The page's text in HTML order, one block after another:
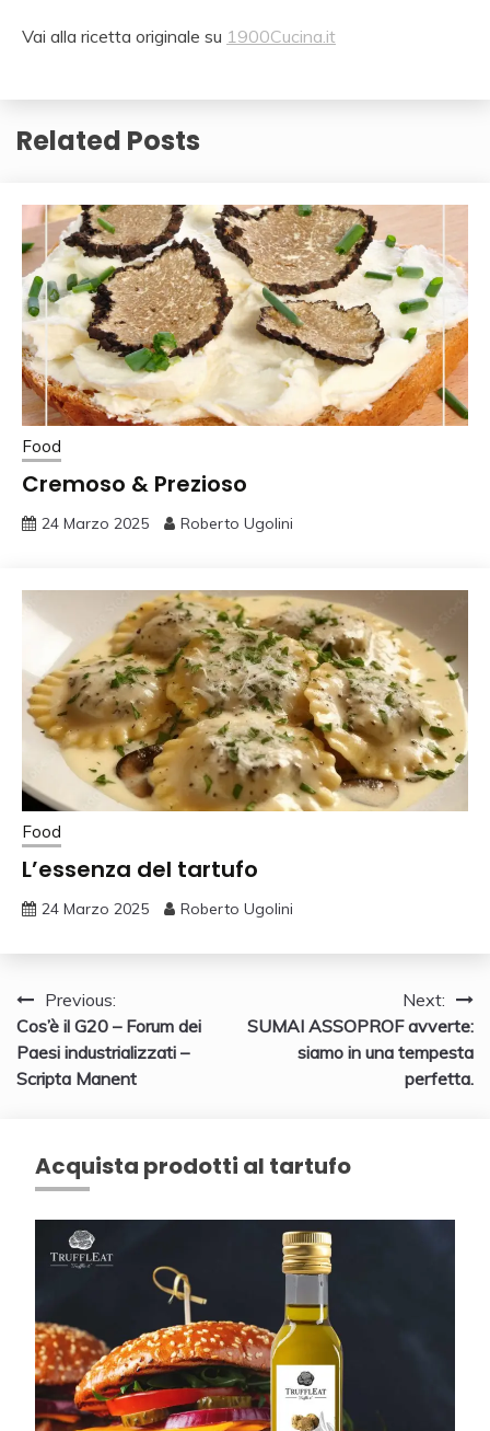
Vai alla ricetta originale su 1900Cucina.it
Related Posts
Food
Cremoso & Prezioso
24 Marzo 2025 Roberto Ugolini
Food
L’essenza del tartufo
24 Marzo 2025 Roberto Ugolini
Navigazione
articoli
Previous:
Cos’è il G20 – Forum dei
Paesi industrializzati –
Scripta Manent
Next:
SUMAI ASSOPROF avverte:
siamo in una tempesta
perfetta.
Acquista prodotti al tartufo